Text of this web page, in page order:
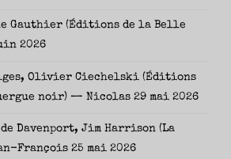
Gauthier (Éditions de la Belle
2026
Olivier Ciechelski (Éditions
noir) — Nicolas 29 mai 2026
Davenport, Jim Harrison (La
François 25 mai 2026